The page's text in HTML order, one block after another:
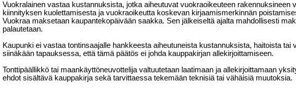
Vuokralainen vastaa kustannuksista, jotka aiheutuvat vuokraoikeuteen rakennuksineen
kiinnityksen kuolettamisesta ja vuokraoikeutta koskevan kirjaamismerkinnän
Vuokraa maksetaan kaupantekopäivään saakka. Sen jälkeiseltä ajalta mahdollisesti
palautetaan.
Kaupunki ei vastaa tontinsaajalle hankkeesta aiheutuneista kustannuksista, haitoista tai
siinäkään tapauksessa, että tämä päätös ei johda kauppakirjan allekirjoittamiseen.
Tonttipäällikkö tai maankäyttöneuvottelija valtuutetaan laatimaan ja allekirjoittamaan
ehdot sisältävä kauppakirja sekä tarvittaessa tekemään teknisiä tai vähäisiä muutoksia.